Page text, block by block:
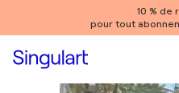
10 % de
pour tout